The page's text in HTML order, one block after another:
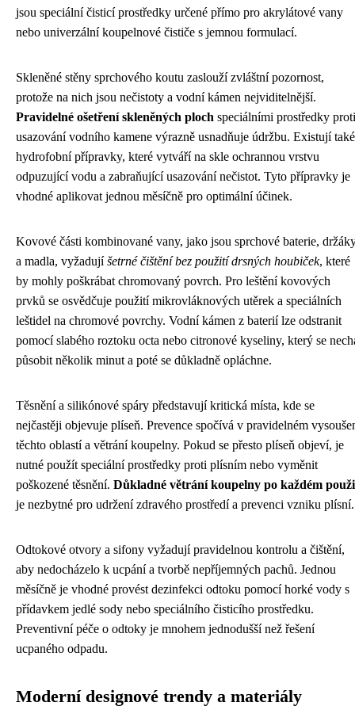
jsou speciální čisticí prostředky určené přímo pro akrylátové vany
nebo univerzální koupelnové čističe s jemnou formulací.
Skleněné stěny sprchového koutu zaslouží zvláštní pozornost,
protože na nich jsou nečistoty a vodní kámen nejviditelnější.
Pravidelné ošetření skleněných ploch speciálními prostředky proti
usazování vodního kamene výrazně usnadňuje údržbu. Existují také
hydrofobní přípravky, které vytváří na skle ochrannou vrstvu
odpuzující vodu a zabraňující usazování nečistot. Tyto přípravky je
vhodné aplikovat jednou měsíčně pro optimální účinek.
Kovové části kombinované vany, jako jsou sprchové baterie,
a madla, vyžadujíšetrné čištění bez použití drsných houbiček, které
by mohly poškrábat chromovaný povrch. Pro leštění kovových
prvků se osvědčuje použití mikrovláknových utěrek a speciálních
leštidel na chromové povrchy. Vodní kámen z baterií lze odstranit
pomocí slabého roztoku octa nebo citronové kyseliny, který se
působit několik minut a poté se důkladně opláchne.
Těsnění a silikónové spáry představují kritická místa, kde se
nejčastěji objevuje plíseň. Prevence spočívá v pravidelném
těchto oblastí a větrání koupelny. Pokud se přesto plíseň objeví, je
nutné použít speciální prostředky proti plísním nebo vyměnit
poškozené těsnění. Důkladné větrání koupelny po každém
je nezbytné pro udržení zdravého prostředí a prevenci vzniku plísní.
Odtokové otvory a sifony vyžadují pravidelnou kontrolu a čištění,
aby nedocházelo k ucpání a tvorbě nepříjemných pachů. Jednou
měsíčně je vhodné provést dezinfekci odtoku pomocí horké vody s
přídavkem jedlé sody nebo speciálního čisticího prostředku.
Preventivní péče o odtoky je mnohem jednodušší než řešení
ucpaného odpadu.
Moderní designové trendy a materiály